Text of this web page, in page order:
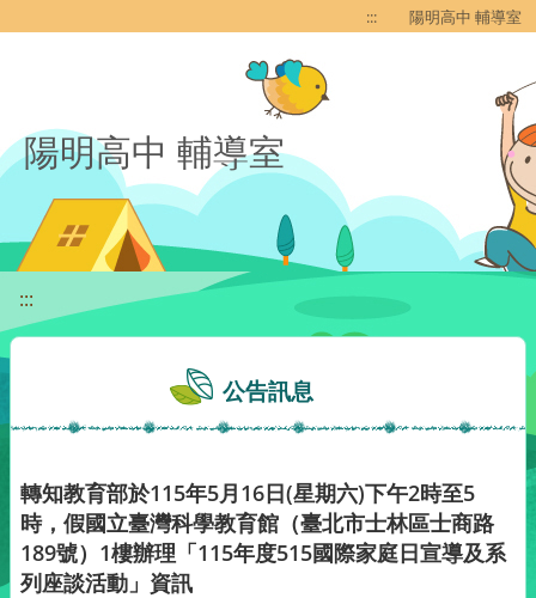
::: 陽明高中 輔導室
陽明高中 輔導室
:::
公告訊息
轉知教育部於115年5月16日(星期六)下午2時至5
時，假國立臺灣科學教育館（臺北市士林區士商路
189號）1樓辦理「115年度515國際家庭日宣導及系
列座談活動」資訊